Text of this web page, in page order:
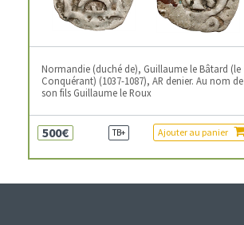
Normandie (duché de), Guillaume le Bâtard (le
Conquérant) (1037-1087), AR denier. Au nom de
son fils Guillaume le Roux
500€ TB+ Ajouter au panier